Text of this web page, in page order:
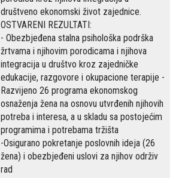
društveno ekonomski život zajednice.
OSTVARENI REZULTATI:
- Obezbjeđena stalna psihološka podrška
žrtvama i njihovim porodicama i njihova
integracija u društvo kroz zajedničke
edukacije, razgovore i okupacione terapije -
Razvijeno 26 programa ekonomskog
osnaženja žena na osnovu utvrđenih njihovih
potreba i interesa, a u skladu sa postojećim
programima i potrebama tržišta
-Osigurano pokretanje poslovnih ideja (26
žena) i obezbjeđeni uslovi za njihov održiv
rad